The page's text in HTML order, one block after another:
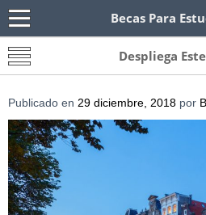
Becas Para
Becas Para Paraguayos
Oferta de becas para
convocatorias y
Despliega
Publicado en 29 diciembre, 2018 por